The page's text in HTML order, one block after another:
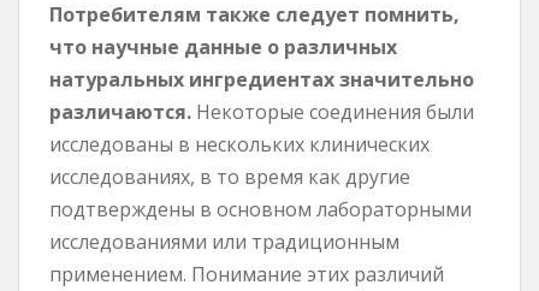
Потребителям также следует помнить,
что научные данные о различных
натуральных ингредиентах значительно
различаются. Некоторые соединения были
исследованы в нескольких клинических
исследованиях, в то время как другие
подтверждены в основном лабораторными
исследованиями или традиционным
применением. Понимание этих различий